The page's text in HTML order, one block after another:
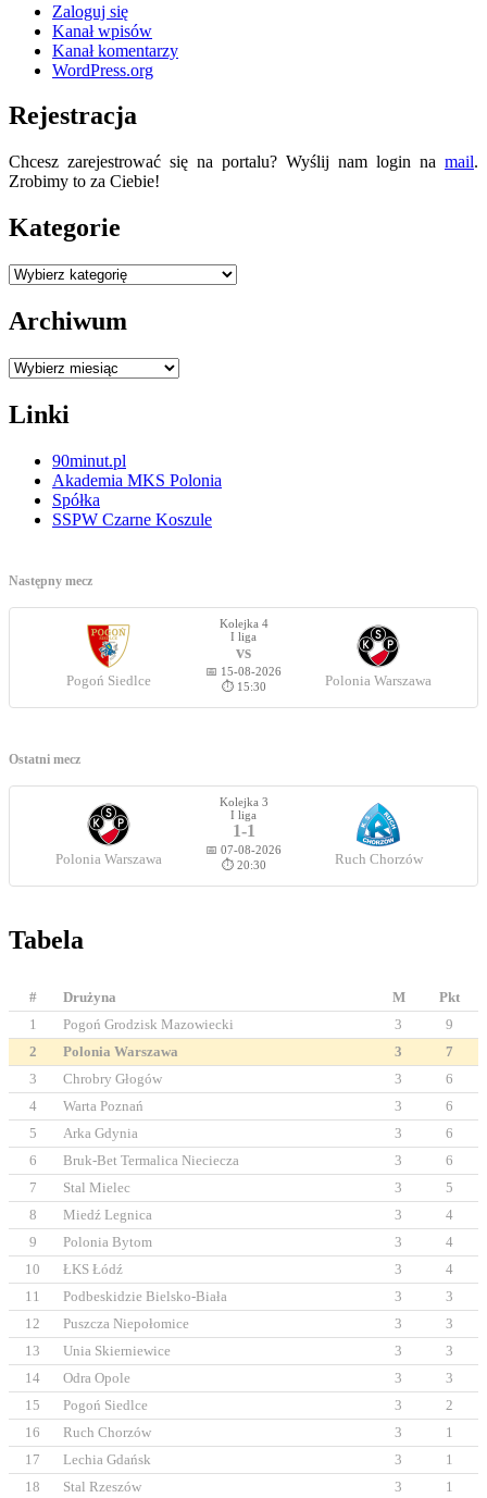
Zaloguj się
Kanał wpisów
Kanał komentarzy
WordPress.org
Rejestracja
Chcesz zarejestrować się na portalu? Wyślij nam login na mail.
Zrobimy to za Ciebie!
Kategorie
Kategorie
Archiwum
Archiwum
Linki
90minut.pl
Akademia MKS Polonia
Spółka
SSPW Czarne Koszule
Następny mecz
Pogoń Siedlce
Kolejka 4
I liga
vs
📅 15-08-2026
⏱️ 15:30
Polonia Warszawa
Ostatni mecz
Polonia Warszawa
Kolejka 3
I liga
1-1
📅 07-08-2026
⏱️ 20:30
Ruch Chorzów
Tabela
# Drużyna M
Pkt
1
Pogoń Grodzisk Mazowiecki 3
9
2
Polonia Warszawa 3
7
3
Chrobry Głogów 3
6
4
Warta Poznań 3
6
5
Arka Gdynia 3
6
6
Bruk-Bet Termalica Nieciecza 3
6
7
Stal Mielec 3
5
8
Miedź Legnica 3
4
9
Polonia Bytom 3
4
10
ŁKS Łódź 3
4
11
Podbeskidzie Bielsko-Biała 3
3
12
Puszcza Niepołomice 3
3
13
Unia Skierniewice 3
3
14
Odra Opole 3
3
15
Pogoń Siedlce 3
2
16
Ruch Chorzów 3
1
17
Lechia Gdańsk 3
1
18
Stal Rzeszów 3 1